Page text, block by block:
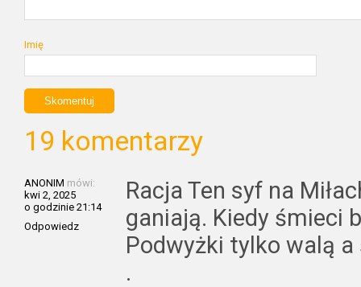
Imię
19 komentarzy
ANONIM mówi:
kwi 2, 2025
o godzinie 21:14
Odpowiedz
Racja Ten syf na
ganiają. Kiedy śmieci
Podwyżki tylko walą
.